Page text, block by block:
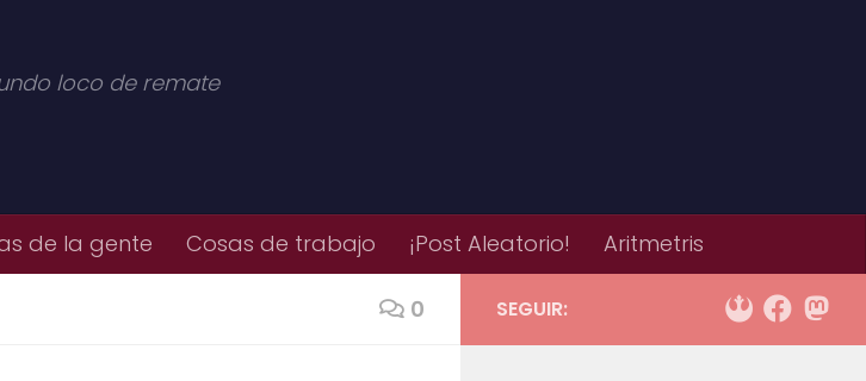
loco de remate
de la gente Cosas de trabajo ¡Post Aleatorio! Aritmetris
0 SEGUIR: